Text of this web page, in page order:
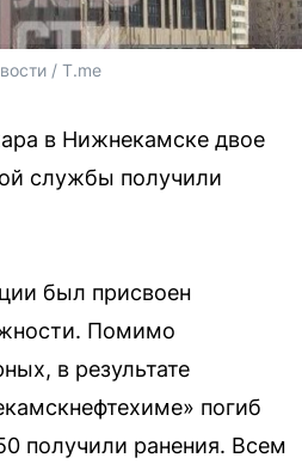
/ T.me
в Нижнекамске двое
службы получили
был присвоен
Помимо
в результате
погиб
получили ранения. Всем